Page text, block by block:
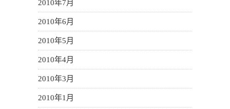
2010年7月
2010年6月
2010年5月
2010年4月
2010年3月
2010年1月